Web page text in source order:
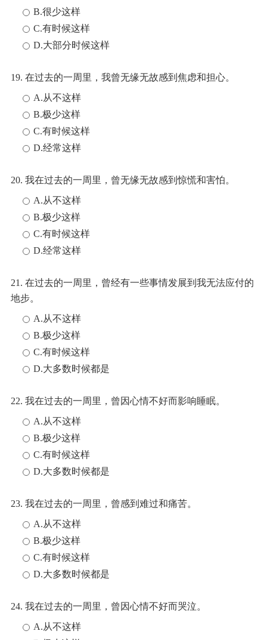
B.很少这样
C.有时候这样
D.大部分时候这样
19. 在过去的一周里，我曾无缘无故感到焦虑和担心。
A.从不这样
B.极少这样
C.有时候这样
D.经常这样
20. 我在过去的一周里，曾无缘无故感到惊慌和害怕。
A.从不这样
B.极少这样
C.有时候这样
D.经常这样
21. 在过去的一周里，曾经有一些事情发展到我无法应付的
地步。
A.从不这样
B.极少这样
C.有时候这样
D.大多数时候都是
22. 我在过去的一周里，曾因心情不好而影响睡眠。
A.从不这样
B.极少这样
C.有时候这样
D.大多数时候都是
23. 我在过去的一周里，曾感到难过和痛苦。
A.从不这样
B.极少这样
C.有时候这样
D.大多数时候都是
24. 我在过去的一周里，曾因心情不好而哭泣。
A.从不这样